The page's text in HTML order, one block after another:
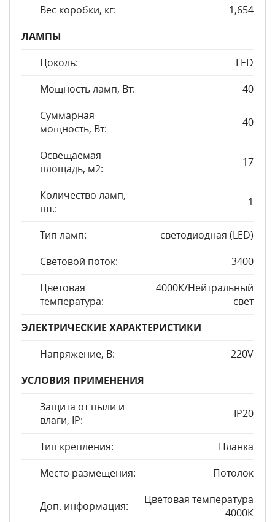
Вес коробки, кг:
1,654
ЛАМПЫ
Цоколь:
LED
Мощность ламп, Вт:
40
Суммарная
мощность, Вт:
40
Освещаемая
площадь, м2:
17
Количество ламп,
шт.:
1
Тип ламп:
светодиодная (LED)
Световой поток:
3400
Цветовая
температура:
4000K/Нейтральный
свет
ЭЛЕКТРИЧЕСКИЕ ХАРАКТЕРИСТИКИ
Напряжение, В:
220V
УСЛОВИЯ ПРИМЕНЕНИЯ
Защита от пыли и
влаги, IP:
IP20
Тип крепления:
Планка
Место размещения:
Потолок
Доп. информация:
Цветовая температура
4000К